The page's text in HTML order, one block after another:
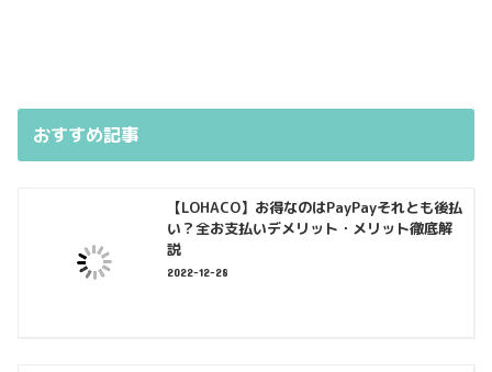
おすすめ記事
【LOHACO】お得なのはPayPayそれとも後払
い？全お支払いデメリット・メリット徹底解
説
2022-12-28